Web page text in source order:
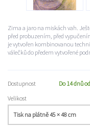
Zima a jaro na miskách vah.
před probuzením, před
je vytvořen kombinovanou
válečků do předem vytvořené
Dostupnost
Do 14 dnů
Velikost